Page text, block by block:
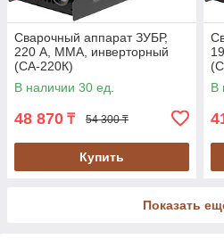
Сварочный аппарат ЗУБР,
220 А, MMA, инверторный
(СА-220К)
В наличии 30 ед.
48 870 ₸ 54 300 ₸
Купить
В
Показать